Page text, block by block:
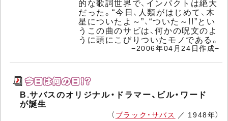
的な歌詞世界で、インパクトは絶大
だった。“今日、人類がはじめて、木
星についたよ～”、“ついた～!!”とい
うこの曲のサビは、何かの呪文のよ
うに頭にこびりついたモノである。
−2006年04月24日作成−
B.サバスのオリジナル・ドラマー、ビル・ワード
が誕生
（ ブラック・サバス ／ 1948年）